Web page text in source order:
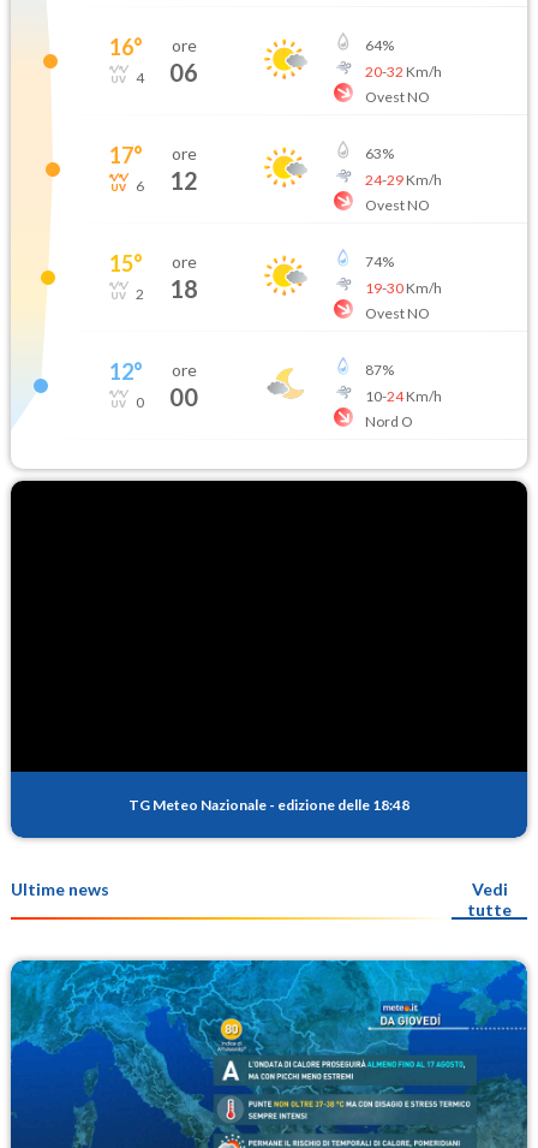
16°
4
ore
06
64%
20-32 Km/h
Ovest NO
17°
6
ore
12
63%
24-29Km/h
Ovest NO
15°
2
ore
18
74%
19-30Km/h
Ovest NO
12°
0
ore
00
87%
10-24Km/h
Nord O
TG Meteo Nazionale - edizione delle 18:48
Ultime news
Vedi
tutte